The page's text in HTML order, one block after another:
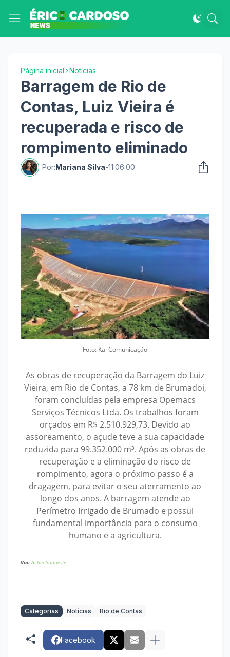
Página inicial Notícias
Barragem de Rio de
Contas, Luiz Vieira é
recuperada e risco de
rompimento eliminado
Por:Mariana Silva-11:06:00
Foto: Kal Comunicação
As obras de recuperação da Barragem do Luiz
Vieira, em Rio de Contas, a 78 km de Brumadoi,
foram concluídas pela empresa Opemacs
Serviços Técnicos Ltda. Os trabalhos foram
orçados em R$ 2.510.929,73. Devido ao
assoreamento, o açude teve a sua capacidade
reduzida para 99.352.000 m³. Após as obras de
recuperação e a eliminação do risco de
rompimento, agora o próximo passo é a
dragagem, para evitar o seu aterramento ao
longo dos anos. A barragem atende ao
Perímetro Irrigado de Brumado e possui
fundamental importância para o consumo
humano e a agricultura.
Via: Achei Sudoeste
Categorias Notícias Rio de Contas
Facebook